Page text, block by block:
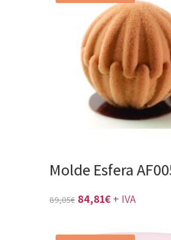
Molde Esfera
89,05€ El
original
84,81€El
actual
+ IVA